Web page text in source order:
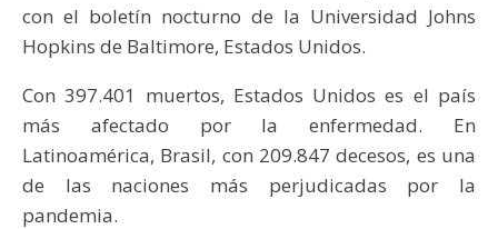
con el boletín nocturno de la Universidad Johns
Hopkins de Baltimore, Estados Unidos.
Con 397.401 muertos, Estados Unidos es el país
más afectado por la enfermedad. En
Latinoamérica, Brasil, con 209.847 decesos, es una
de las naciones más perjudicadas por la
pandemia.